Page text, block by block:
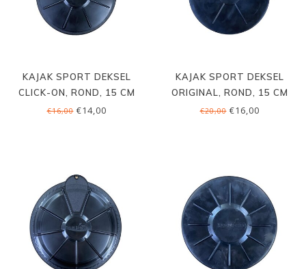
KAJAK SPORT DEKSEL
CLICK-ON, ROND, 15 CM
€16,00€14,00
KAJAK SPORT DEKSEL
ORIGINAL, ROND, 15 CM
€20,00€16,00